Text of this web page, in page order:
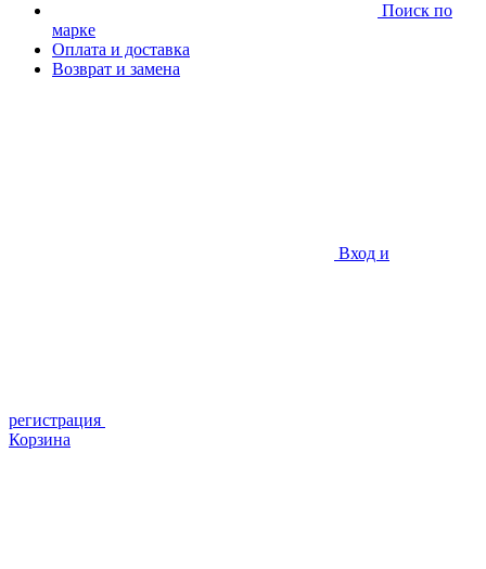
Поиск по
марке
Оплата и доставка
Возврат и замена
Вход и
регистрация
Корзина